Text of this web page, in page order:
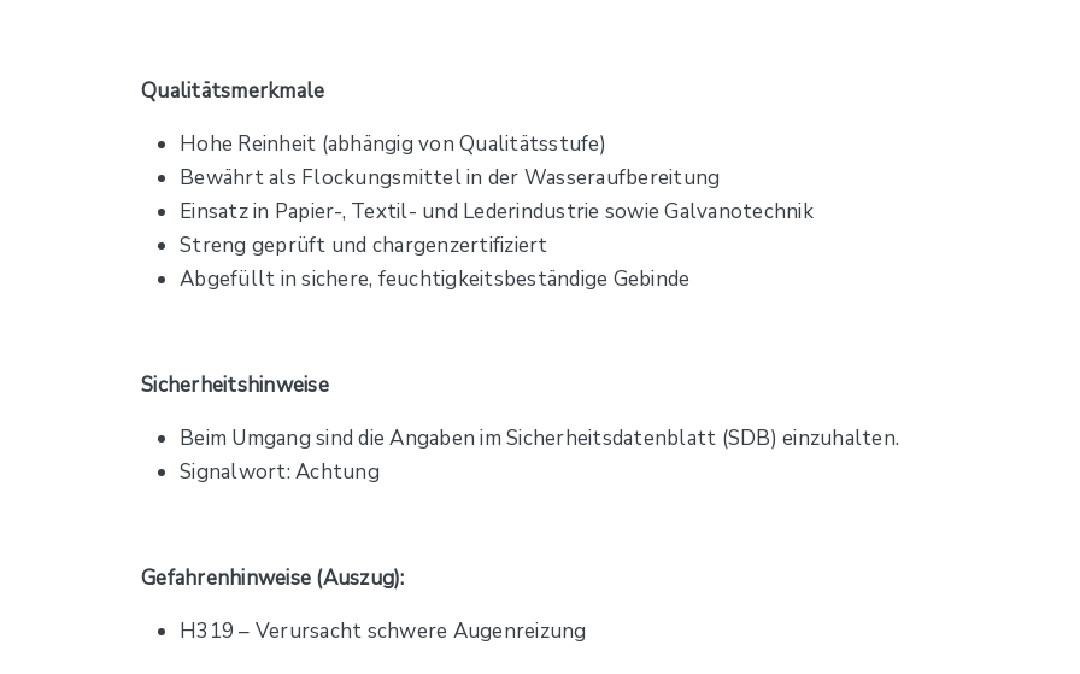
Qualitätsmerkmale
Hohe Reinheit (abhängig von Qualitätsstufe)
Bewährt als Flockungsmittel in der Wasseraufbereitung
Einsatz in Papier-, Textil- und Lederindustrie sowie Galvanotechnik
Streng geprüft und chargenzertifiziert
Abgefüllt in sichere, feuchtigkeitsbeständige Gebinde
Sicherheitshinweise
Beim Umgang sind die Angaben im Sicherheitsdatenblatt (SDB) einzuhalten.
Signalwort: Achtung
Gefahrenhinweise (Auszug):
H319 – Verursacht schwere Augenreizung